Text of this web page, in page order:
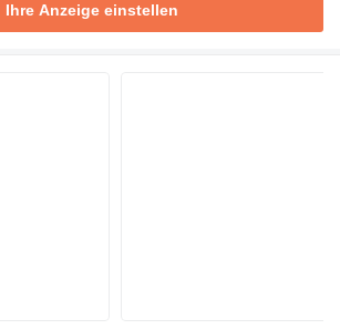
Ihre Anzeige einstellen